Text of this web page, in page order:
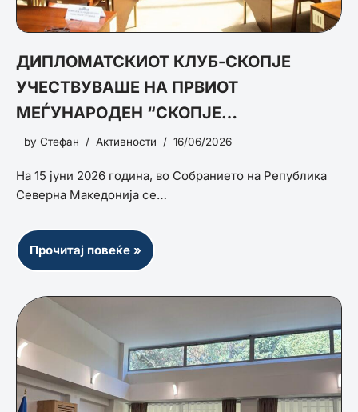
ДИПЛОМАТСКИОТ КЛУБ-СКОПЈЕ
УЧЕСТВУВАШЕ НА ПРВИОТ
МЕЃУНАРОДЕН “СКОПЈЕ
БЕЗБЕДНОСЕН ФОРУМ 2026“
by Стефан Активности 16/06/2026
На 15 јуни 2026 година, во Собранието на Република
Северна Македонија се…
Прочитај повеќе »